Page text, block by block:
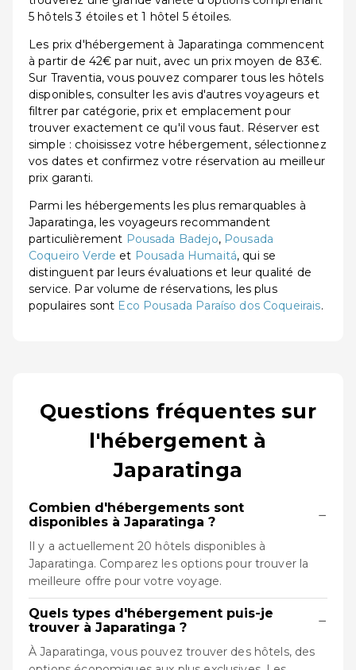
5 hôtels 3 étoiles et 1 hôtel 5 étoiles.
Les prix d'hébergement à Japaratinga commencent
à partir de 42€ par nuit, avec un prix moyen de 83€.
Sur Traventia, vous pouvez comparer tous les hôtels
disponibles, consulter les avis d'autres voyageurs et
filtrer par catégorie, prix et emplacement pour
trouver exactement ce qu'il vous faut. Réserver est
simple : choisissez votre hébergement, sélectionnez
vos dates et confirmez votre réservation au meilleur
prix garanti.
Parmi les hébergements les plus remarquables à
Japaratinga, les voyageurs recommandent
particulièrement Pousada Badejo, Pousada
Coqueiro Verde et Pousada Humaitá, qui se
distinguent par leurs évaluations et leur qualité de
service. Par volume de réservations, les plus
populaires sont Eco Pousada Paraíso dos Coqueirais.
Questions fréquentes sur
l'hébergement à
Japaratinga
Combien d'hébergements sont
disponibles à Japaratinga ?
−
Il y a actuellement 20 hôtels disponibles à
Japaratinga. Comparez les options pour trouver la
meilleure offre pour votre voyage.
Quels types d'hébergement puis-je
trouver à Japaratinga ?
−
À Japaratinga, vous pouvez trouver des hôtels, des